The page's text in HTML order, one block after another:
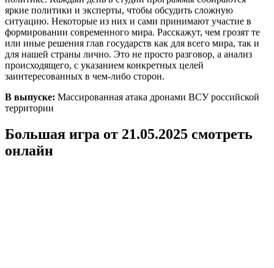
яркие политики и эксперты, чтобы обсудить сложную
ситуацию. Некоторые из них и сами принимают участие в
формировании современного мира. Расскажут, чем грозят те
или иные решения глав государств как для всего мира, так и
для нашей страны лично. Это не просто разговор, а анализ
происходящего, с указанием конкретных целей
заинтересованных в чем-либо сторон.
В выпуске: Массированная атака дронами ВСУ российской
территории
Большая игра от 21.05.2025 смотреть
онлайн